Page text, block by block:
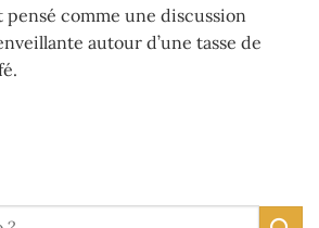
pensé comme une discussion
autour d’une tasse de